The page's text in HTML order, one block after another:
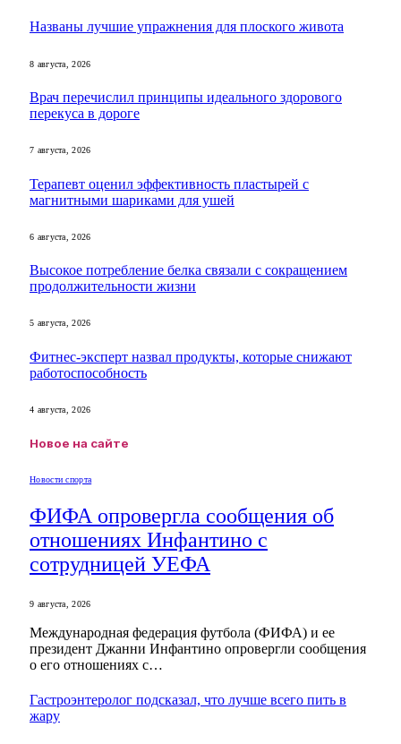
Названы лучшие упражнения для плоского живота
8 августа, 2026
Врач перечислил принципы идеального здорового
перекуса в дороге
7 августа, 2026
Терапевт оценил эффективность пластырей с
магнитными шариками для ушей
6 августа, 2026
Высокое потребление белка связали с сокращением
продолжительности жизни
5 августа, 2026
Фитнес-эксперт назвал продукты, которые снижают
работоспособность
4 августа, 2026
Новое на сайте
Новости спорта
ФИФА опровергла сообщения об
отношениях Инфантино с
сотрудницей УЕФА
9 августа, 2026
Международная федерация футбола (ФИФА) и ее
президент Джанни Инфантино опровергли сообщения
о его отношениях с…
Гастроэнтеролог подсказал, что лучше всего пить в
жару